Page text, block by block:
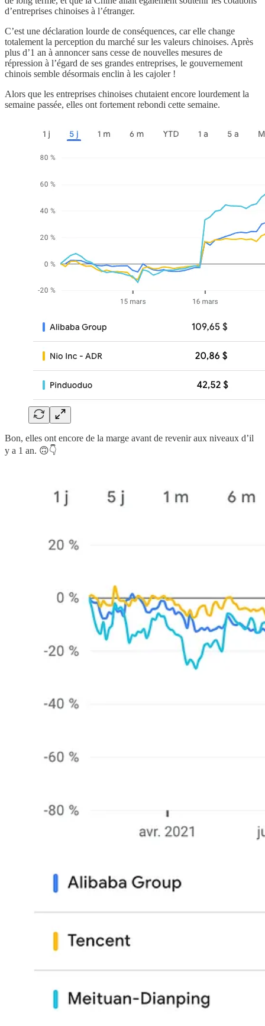
d’entreprises chinoises à l’étranger.
C’est une déclaration lourde de conséquences, car elle change
totalement la perception du marché sur les valeurs chinoises. Après
plus d’1 an à annoncer sans cesse de nouvelles mesures de
répression à l’égard de ses grandes entreprises, le gouvernement
chinois semble désormais enclin à les cajoler !
Alors que les entreprises chinoises chutaient encore lourdement la
semaine passée, elles ont fortement rebondi cette semaine.
Bon, elles ont encore de la marge avant de revenir aux niveaux d’il
y a 1 an. 🙃👇